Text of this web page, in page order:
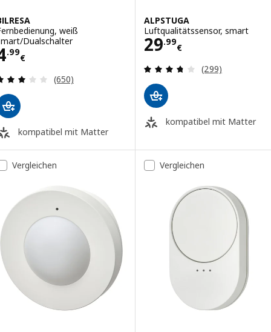
weiß
Dualschalter
.99
€ 4.99€
Bewertungen: 3.1 von 5 Sternen. Bewertungen
(650)
kompatibel mit Matter
ALPSTUGA
Luftqualitätssensor, smart
29.99
€
Preis 29.99€
Bewertungen:
(299)
kompatibel mit Matter
Vergleichen Vergleichen